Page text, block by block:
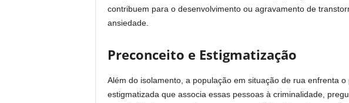
contribuem para o desenvolvimento ou agravamento de
ansiedade.
Preconceito e Estigmatização
Além do isolamento, a população em situação de rua enfrenta
estigmatizada que associa essas pessoas à criminalidade,